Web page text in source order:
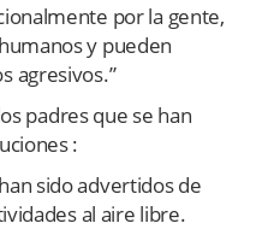
por la gente,
y pueden
agresivos.”
padres que se han
:
sido advertidos de
al aire libre.